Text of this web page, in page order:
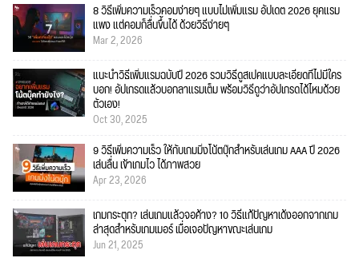
8 วิธีเพิ่มความเร็วคอมง่ายๆ แบบไม่เพิ่มแรม อัปเดต 2026 ยุคแรม
แพง แต่คอมก็ลื่นขึ้นได้ ด้วยวิธีง่ายๆ
Mar 2, 2026
แนะนำวิธีเพิ่มแรมฉบับปี 2026 รวมวิธีดูสเปคแบบละเอียดที่ไม่มีใคร
บอก! อัปเกรดแล้วบอกลาแรมเต็ม พร้อมวิธีดูว่าอัปเกรดได้ไหมด้วย
ตัวเอง!
Oct 30, 2025
9 วิธีเพิ่มความเร็ว ให้กับเกมมิ่งโน้ตบุ๊กสำหรับเล่นเกม AAA ปี 2026
เล่นลื่น เข้าเกมไว ได้ภาพสวย
Apr 23, 2026
เกมกระตุก? เล่นเกมแล้วจอค้าง? 10 วิธีแก้ปัญหาเด้งออกจากเกม
ล่าสุดสำหรับเกมเมอร์ เมื่อเจอปัญหาขณะเล่นเกม
Jun 21, 2025